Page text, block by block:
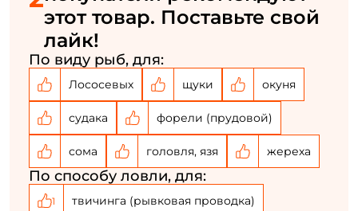
этот товар. Поставьте свой
лайк!
По виду рыб, для:
Лососевых щуки окуня
судака форели (прудовой)
сома головля, язя жереха
По способу ловли, для:
1 твичинга (рывковая проводка)
Заполняя данную форму вы соглашаетесь на обработку
персональных данных
Создать аккаунт
У меня уже есть аккаунт